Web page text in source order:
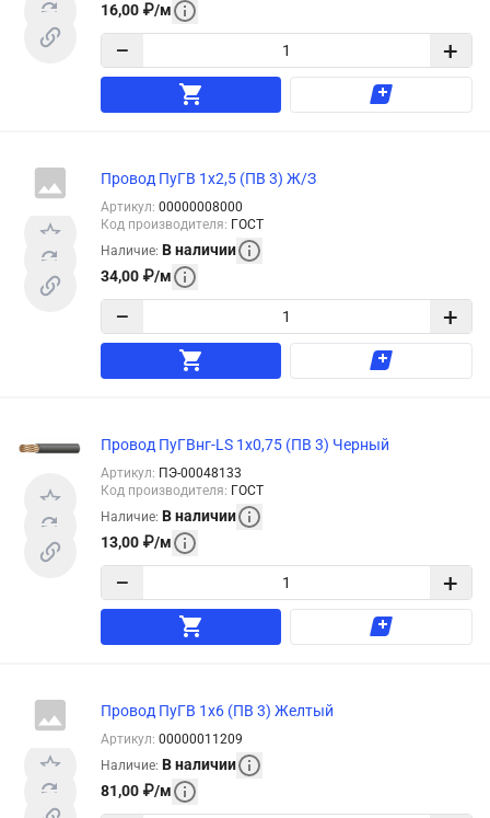
16,00 ₽/м
− +
Провод ПуГВ 1х2,5 (ПВ 3) Ж/З
Артикул: 00000008000
Код производителя: ГОСТ
Наличие: В наличии
34,00 ₽/м
− +
Провод ПуГВнг-LS 1х0,75 (ПВ 3) Черный
Артикул: ПЭ-00048133
Код производителя: ГОСТ
Наличие: В наличии
13,00 ₽/м
− +
Провод ПуГВ 1х6 (ПВ 3) Желтый
Артикул: 00000011209
Наличие: В наличии
81,00 ₽/м